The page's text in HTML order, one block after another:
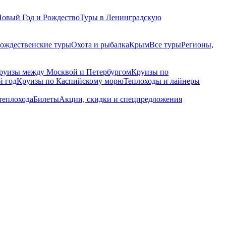
Год и РождествоТуры в Ленинградскую
турыОхота и рыбалкаКрымВсе турыРегионы,
между Москвой и ПетербургомКруизы по
годКруизы по Каспийскому морюТеплоходы и лайнеры
БилетыАкции, скидки и спецпредложения